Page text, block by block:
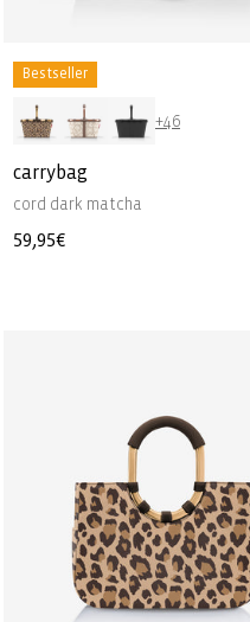
Bestseller
+46
carrybag
cord dark matcha
Normale
59,95€